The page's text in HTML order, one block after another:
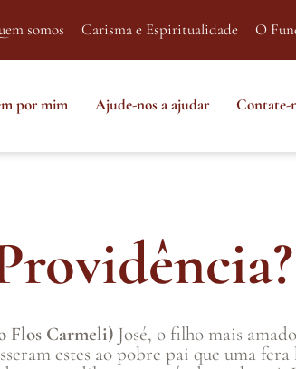
somos Carisma e Espiritualidade O
por mim Ajude-nos a ajudar Contate-
Flos Carmeli) José, o filho mais
estes ao pobre pai que uma